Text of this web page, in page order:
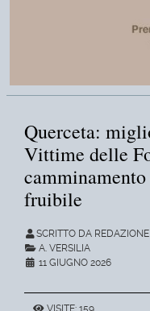
Querceta:
Vittime delle
camminamento
fruibile
SCRITTO DA REDAZIONE
A. VERSILIA
11 GIUGNO 2026
VISITE: 159